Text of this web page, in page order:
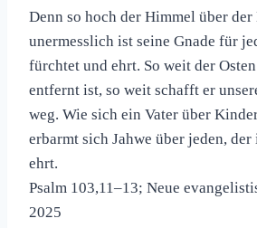
Denn so hoch der Himmel über der
unermesslich ist seine Gnade für
fürchtet und ehrt. So weit der
entfernt ist, so weit schafft er
weg. Wie sich ein Vater über
erbarmt sich Jahwe über jeden,
ehrt.
Psalm 103,11–13; Neue
2025